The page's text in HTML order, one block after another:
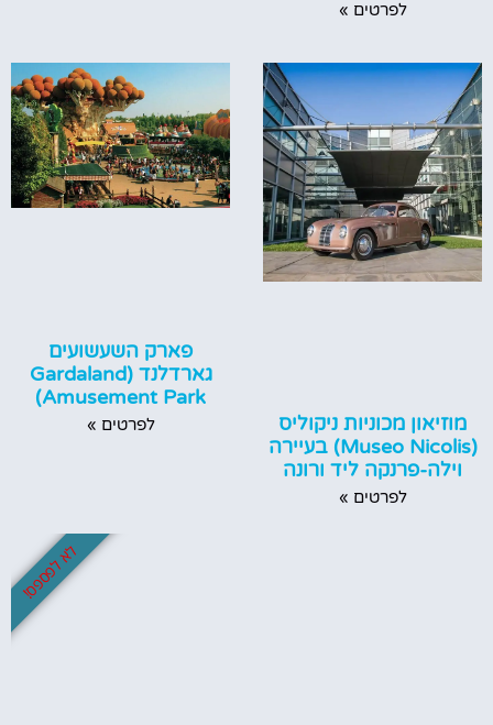
לפרטים »
מוזיאון מכוניות ניקוליס
(Museo Nicolis) בעיירה
וילה-פרנקה ליד ורונה
לפרטים »
פארק השעשועים
גארדלנד (Gardaland
Amusement Park)
לפרטים »
לא לפספס!